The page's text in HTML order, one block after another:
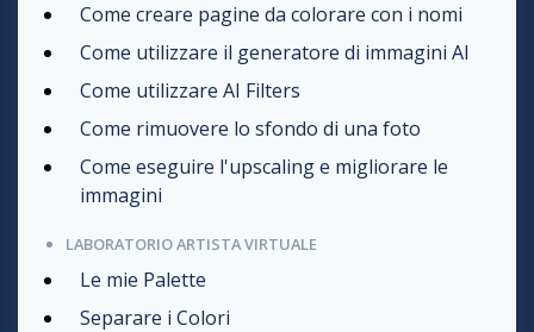
Come creare pagine da colorare con i nomi
Come utilizzare il generatore di immagini AI
Come utilizzare AI Filters
Come rimuovere lo sfondo di una foto
Come eseguire l'upscaling e migliorare le
immagini
LABORATORIO ARTISTA VIRTUALE
Le mie Palette
Separare i Colori